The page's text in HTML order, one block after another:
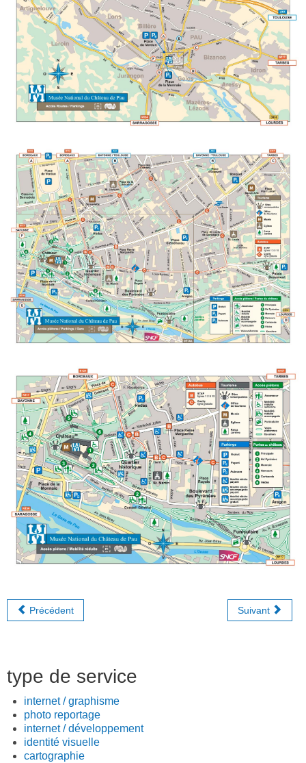
Précédent Suivant
type de service
internet / graphisme
photo reportage
internet / développement
identité visuelle
cartographie